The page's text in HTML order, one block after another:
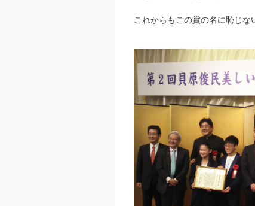
これからもこの賞の名に恥じな